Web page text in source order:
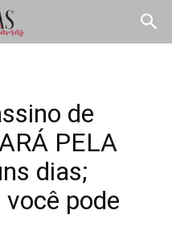
de
PELA
dias;
pode